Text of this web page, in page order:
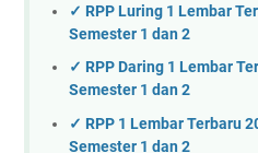
✓ RPP Luring 1 Lembar
Semester 1 dan 2
✓ RPP Daring 1 Lembar
Semester 1 dan 2
✓ RPP 1 Lembar Terbaru
Semester 1 dan 2